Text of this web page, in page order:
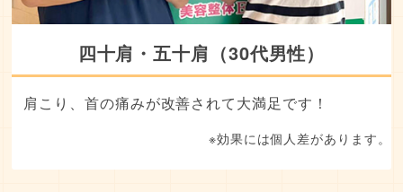
四十肩・五十肩（30代男性）
肩こり、首の痛みが改善されて大満足です！
※効果には個人差があります。